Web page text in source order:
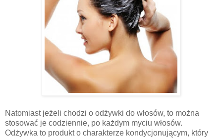
Natomiast jeżeli chodzi o odżywki do włosów, to można
stosować je codziennie, po każdym myciu włosów.
Odżywka to produkt o charakterze kondycjonującym, który